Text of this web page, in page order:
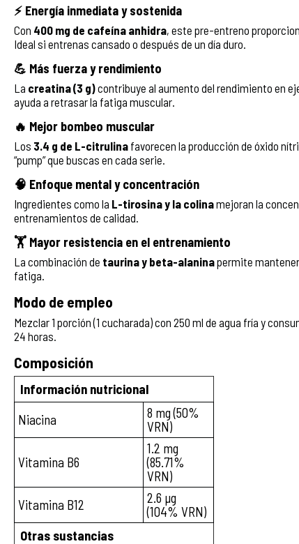
⚡ Energía inmediata y sostenida
Con 400 mg de cafeína anhidra, este pre-entreno
Ideal si entrenas cansado o después de un día duro.
💪 Más fuerza y rendimiento
La creatina (3 g)contribuye al aumento del rendimiento en
ayuda a retrasar la fatiga muscular.
🔥 Mejor bombeo muscular
Los 3.4 g de L-citrulina favorecen la producción de óxido
“pump” que buscas en cada serie.
🧠 Enfoque mental y concentración
Ingredientes como la L-tirosina y la colinamejoran la
entrenamientos de calidad.
🏋️ Mayor resistencia en el entrenamiento
La combinación de taurina y beta-alaninapermite
fatiga.
Modo de empleo
Mezclar 1 porción (1 cucharada) con 250 ml de agua fría y
24 horas.
Composición
Información nutricional
Niacina
8 mg (50%
VRN)
Vitamina B6
1.2 mg
(85.71%
VRN)
Vitamina B12
2.6 µg
(104% VRN)
Otras sustancias